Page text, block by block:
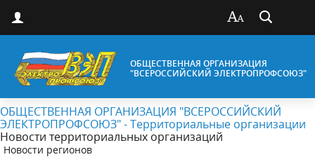
ОБЩЕСТВЕННАЯ ОРГАНИЗАЦИЯ
"ВСЕРОССИЙСКИЙ ЭЛЕКТРОПРОФСОЮЗ"
ОБЩЕСТВЕННАЯ ОРГАНИЗАЦИЯ "ВСЕРОССИЙСКИЙ
ЭЛЕКТРОПРОФСОЮЗ" - Территориальные организации
Новости территориальных организаций
Новости регионов